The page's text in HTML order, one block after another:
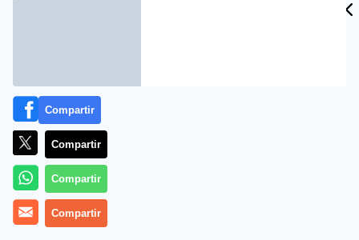
Es el colmo de la desvergüenza, porque encima
apenan a la libertad de expresión e información
(Albert Boadella sobre Cataluña: «La solución es cerrar
Compartir
Compartir
Compartir
Compartir